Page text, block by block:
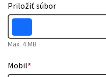
Priložiť súbor
Max. 4 MB
Mobil*